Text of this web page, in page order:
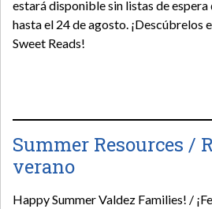
estará disponible sin listas de espera
hasta el 24 de agosto. ¡Descúbrelos
Sweet Reads!
Summer Resources /
verano
Happy Summer Valdez Families! /